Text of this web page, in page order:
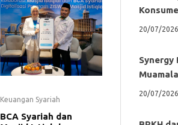
Keuangan Syariah
BCA Syariah dan
20/07/2026
Synergy
20/07/2026